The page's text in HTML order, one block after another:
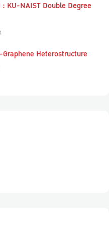
KU-NAIST Double Degree
Heterostructure